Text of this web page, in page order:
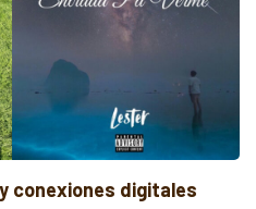
conexiones digitales